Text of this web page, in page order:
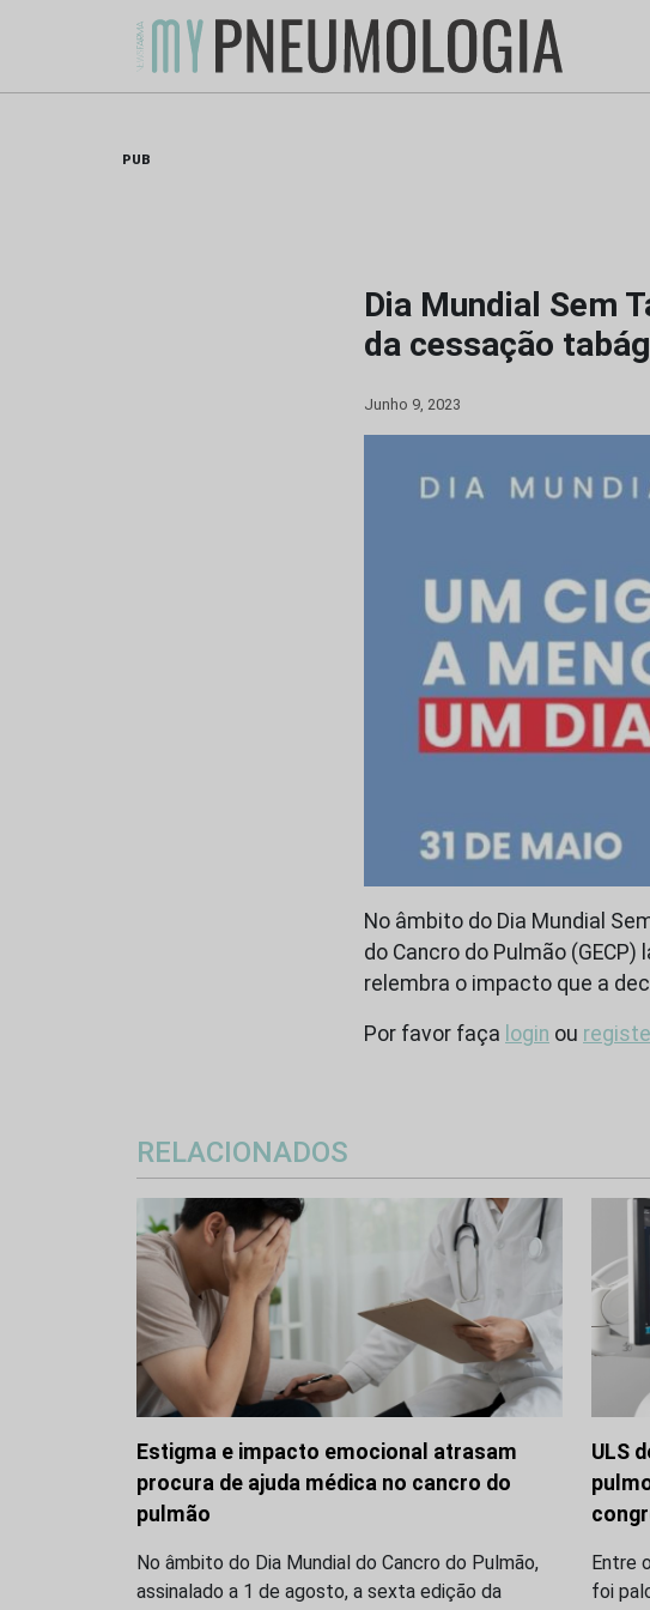
PUB
Dia Mundial Sem
da cessação
Junho 9, 2023
No âmbito do Dia Mundial
do Cancro do Pulmão
relembra o impacto que a
Por favor faça login ou
RELACIONADOS
Estigma e impacto emocional atrasam
procura de ajuda médica no cancro do
pulmão
No âmbito do Dia Mundial do Cancro do Pulmão,
assinalado a 1 de agosto, a sexta edição da
ULS
Entre
foi